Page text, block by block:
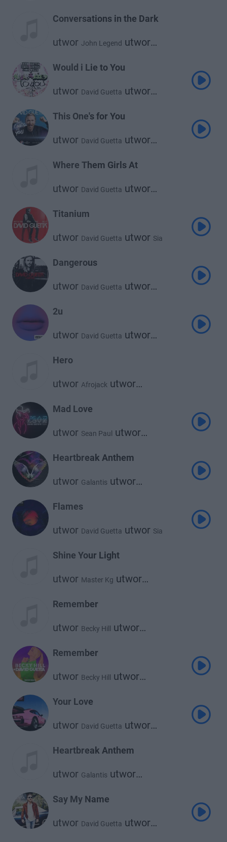
Conversations in the Dark
utwor John Legend utwor
Would i Lie to You
utwor David Guetta utwor
This One's for You
utwor David Guetta utwor
Where Them Girls At
utwor David Guetta utwor
Titanium
utwor David Guetta utwor Sia
Dangerous
utwor David Guetta utwor
2u
utwor David Guetta utwor
Hero
utwor Afrojack utwor
Mad Love
utwor Sean Paul utwor
Heartbreak Anthem
utwor Galantis utwor
Flames
utwor David Guetta utwor Sia
Shine Your Light
utwor Master Kg utwor
Remember
utwor Becky Hill utwor
Remember
utwor Becky Hill utwor
Your Love
utwor David Guetta utwor
Heartbreak Anthem
utwor Galantis utwor
Say My Name
utwor David Guetta utwor